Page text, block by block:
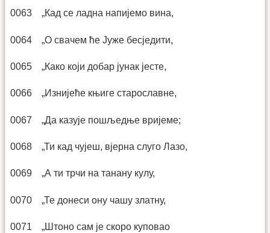
0063 „Кад се ладна напијемо вина,
0064 „О свачем ће Јуже бесједити,
0065 „Како који добар јунак јесте,
0066 „Изнијеће књиге старославне,
0067 „Да казује пошљедње вријеме;
0068 „Ти кад чујеш, вјерна слуго Лазо,
0069 „А ти трчи на танану кулу,
0070 „Те донеси ону чашу златну,
0071 „Штоно сам је скоро куповао